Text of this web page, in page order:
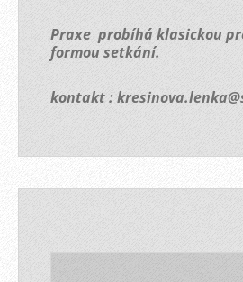
Praxe probíhá klasickou
formou setkání.
kontakt :